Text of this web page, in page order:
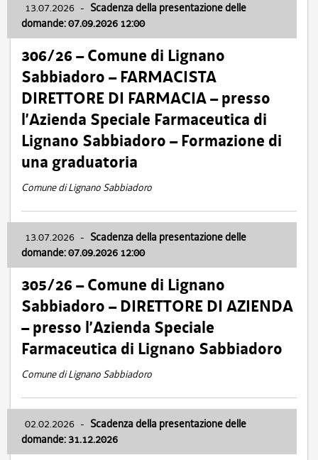
13.07.2026 - Scadenza della presentazione delle
domande: 07.09.2026 12:00
306/26 – Comune di Lignano
Sabbiadoro – FARMACISTA
DIRETTORE DI FARMACIA – presso
l’Azienda Speciale Farmaceutica di
Lignano Sabbiadoro – Formazione di
una graduatoria
Comune di Lignano Sabbiadoro
13.07.2026 - Scadenza della presentazione delle
domande: 07.09.2026 12:00
305/26 – Comune di Lignano
Sabbiadoro – DIRETTORE DI AZIENDA
– presso l’Azienda Speciale
Farmaceutica di Lignano Sabbiadoro
Comune di Lignano Sabbiadoro
02.02.2026 - Scadenza della presentazione delle
domande: 31.12.2026